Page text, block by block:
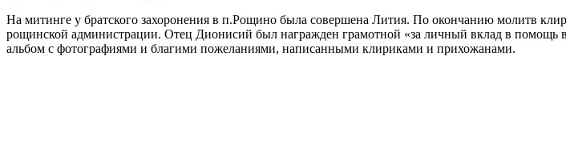
На митинге у братского захоронения в п.Рощино была совершена Лития. По окончанию молитв
рощинской администрации. Отец Дионисий был награжден грамотной «за личный вклад в
альбом с фотографиями и благими пожеланиями, написанными клириками и прихожанами.